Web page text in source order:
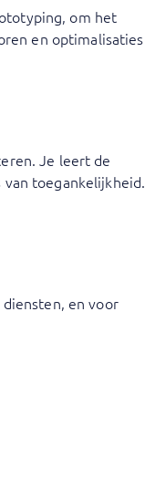
om het
en optimalisaties
Je leert de
van toegankelijkheid.
en voor